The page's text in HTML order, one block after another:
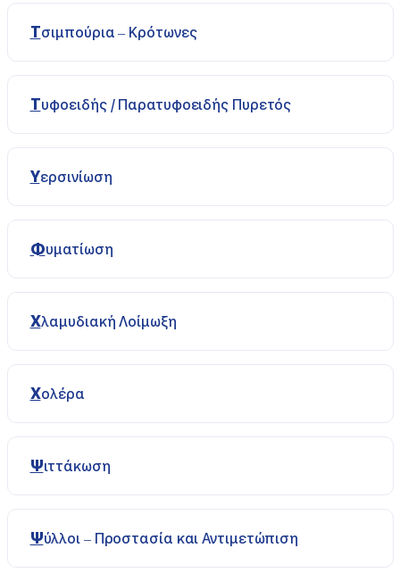
Τσιμπούρια – Κρότωνες
Τυφοειδής / Παρατυφοειδής Πυρετός
Υερσινίωση
Φυματίωση
Χλαμυδιακή Λοίμωξη
Χολέρα
Ψιττάκωση
Ψύλλοι – Προστασία και Αντιμετώπιση